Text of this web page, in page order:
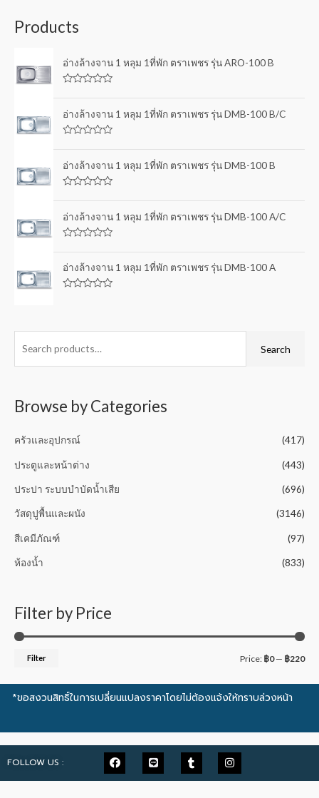
Products
อ่างล้างจาน 1 หลุม 1ที่พัก ตราเพชร รุ่น ARO-100 B
t
e
d
t
o
f
อ่างล้างจาน 1 หลุม 1ที่พัก ตราเพชร รุ่น DMB-100 B/C
t
e
d
t
o
f
อ่างล้างจาน 1 หลุม 1ที่พัก ตราเพชร รุ่น DMB-100 B
t
e
d
t
o
f
อ่างล้างจาน 1 หลุม 1ที่พัก ตราเพชร รุ่น DMB-100 A/C
t
e
d
o
5
อ่างล้างจาน 1 หลุม 1ที่พัก ตราเพชร รุ่น DMB-100 A
d
o
Search
Browse by Categories
ครัวและอุปกรณ์ (417)
ประตูและหน้าต่าง (443)
ประปา ระบบบำบัดน้ำเสีย (696)
วัสดุปูพื้นและผนัง (3146)
สีเคมีภัณฑ์ (97)
ห้องน้ำ (833)
Filter by Price
Filter Price: ฿0— ฿220
*ขอสงวนสิทธิ์ในการเปลี่ยนแปลงราคาโดยไม่ต้องแจ้งให้ทราบล่วงหน้า
FOLLOW US :